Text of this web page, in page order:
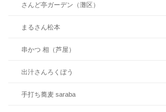
さんど亭ガーデン（灘区）
まるさん松本
串かつ 相（芦屋）
出汁さんろくぼう
手打ち蕎麦 saraba